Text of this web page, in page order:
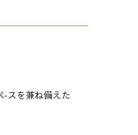
-スを兼ね備えた